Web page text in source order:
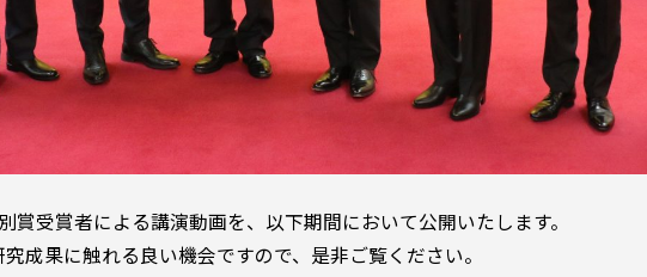
賞受賞者による講演動画を、以下期間において公開いたします。
成果に触れる良い機会ですので、是非ご覧ください。